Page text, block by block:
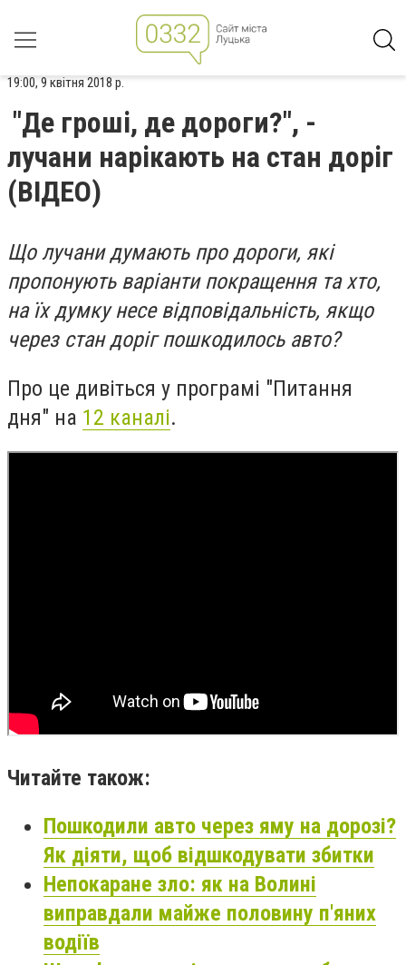
19:00, 9 квітня 2018 р.
"Де гроші, де дороги?", -
лучани нарікають на стан доріг
(ВІДЕО)
Що лучани думають про дороги, які
пропонують варіанти покращення та хто,
на їх думку несе відповідальність, якщо
через стан доріг пошкодилось авто?
Про це дивіться у програмі "Питання
дня" на 12 каналі.
Читайте також:
Пошкодили авто через яму на дорозі?
Як діяти, щоб відшкодувати збитки
Непокаране зло: як на Волині
виправдали майже половину п'яних
водіїв